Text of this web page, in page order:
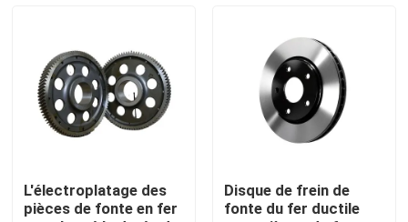
Nouvelles
Pièces de moulage en métal
L'électroplatage des
pièces de fonte en fer
Disque de frein de
fonte du fer ductile